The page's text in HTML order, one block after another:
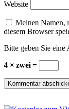
Website
Meinen Namen,
diesem Browser
Bitte geben Sie
4 × zwei =